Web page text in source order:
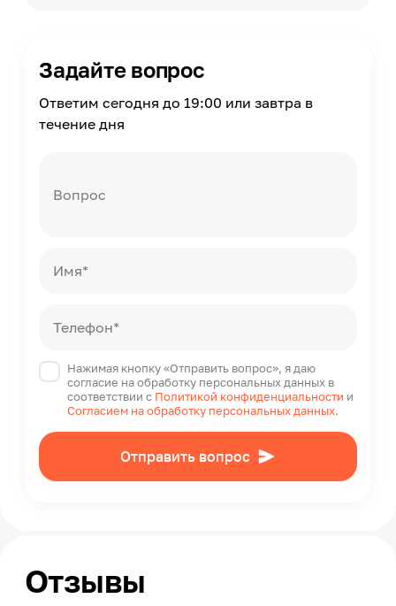
Задайте вопрос
Ответим сегодня до 19:00 или завтра в
течение дня
Вопрос
Имя*
Телефон*
Нажимая кнопку «Отправить вопрос», я даю
согласие на обработку персональных данных в
соответствии с Политикой конфиденциальности и
Согласием на обработку персональных данных.
Отправить вопрос
Отзывы